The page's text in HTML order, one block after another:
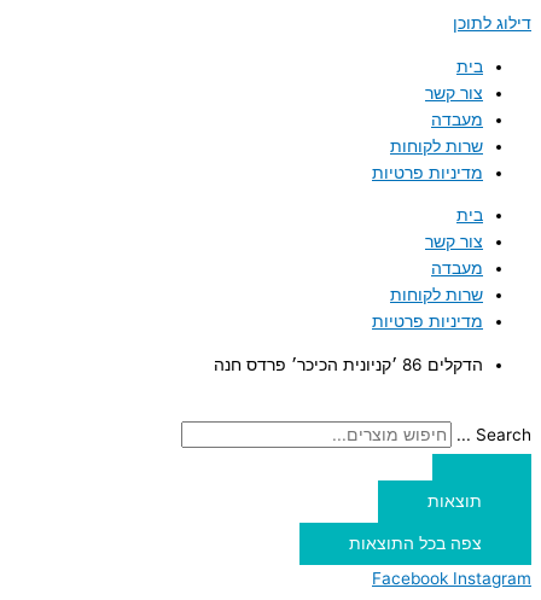
דילוג לתוכן
בית
צור קשר
מעבדה
שרות לקוחות
מדיניות פרטיות
בית
צור קשר
מעבדה
שרות לקוחות
מדיניות פרטיות
הדקלים 86 ׳קניונית הכיכר׳ פרדס חנה
Search ...
תוצאות
צפה בכל התוצאות
Facebook Instagram